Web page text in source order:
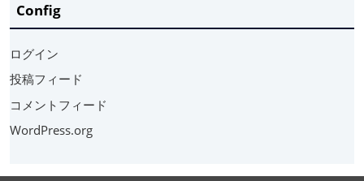
Config
ログイン
投稿フィード
コメントフィード
WordPress.org